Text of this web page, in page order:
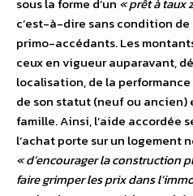
sous la forme d’un « prêt à taux
c’est-à-dire sans condition de
primo-accédants. Les
ceux en vigueur auparavant,
localisation, de la
de son statut (neuf ou ancien)
famille. Ainsi, l’aide accordée
l’achat porte sur un logement
« d’encourager la construction
faire grimper les prix dans